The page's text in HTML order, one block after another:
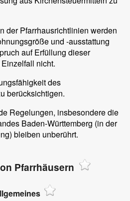
der Pfarrhausrichtlinien werden
und -ausstattung
auf Erfüllung dieser
nicht.
des
berücksichtigen.
Regelungen, insbesondere die
Baden-Württemberg (in der
bleiben unberührt.
Pfarrhäusern